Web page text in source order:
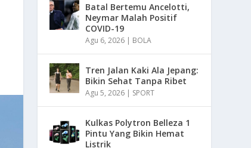
Batal Bertemu Ancelotti,
Neymar Malah Positif
COVID-19
Agu 6, 2026 | BOLA
Tren Jalan Kaki Ala Jepang:
Bikin Sehat Tanpa Ribet
Agu 5, 2026 | SPORT
Kulkas Polytron Belleza 1
Pintu Yang Bikin Hemat
Listrik